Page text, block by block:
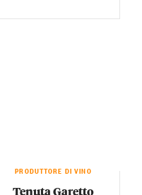
PRODUTTORE DI VINO
Tenuta Garetto